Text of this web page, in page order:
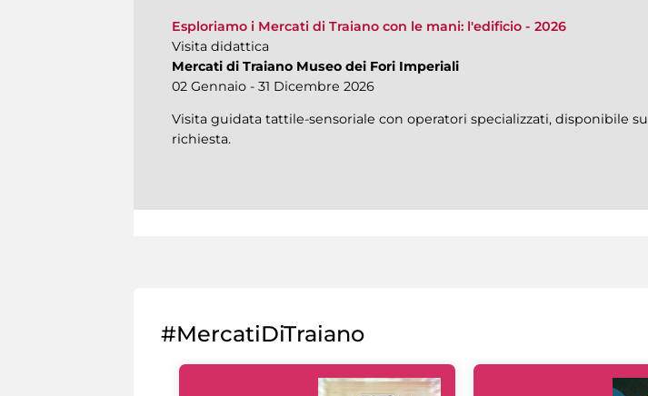
Esploriamo i Mercati di Traiano con le mani: l'edificio - 2026
Visita didattica
Mercati di Traiano Museo dei Fori Imperiali
02 Gennaio - 31 Dicembre 2026
Visita guidata tattile-sensoriale con operatori specializzati, disponibile su
richiesta.
#MercatiDiTraiano